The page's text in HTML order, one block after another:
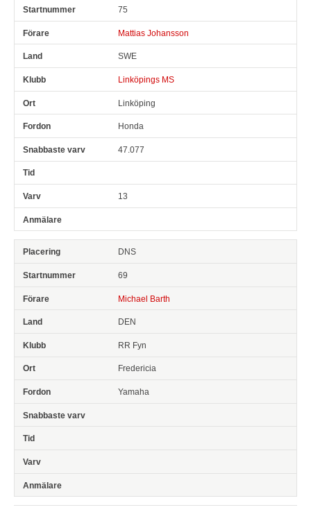
75
Mattias Johansson
SWE
Linköpings MS
Linköping
Honda
47.077
13
DNS
69
Michael Barth
DEN
RR Fyn
Fredericia
Yamaha